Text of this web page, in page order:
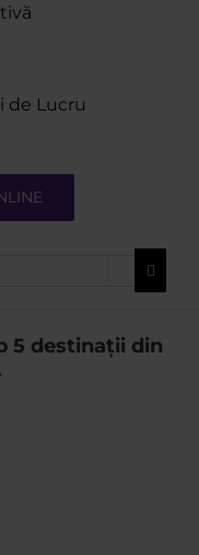
de Lucru
5 destinații din